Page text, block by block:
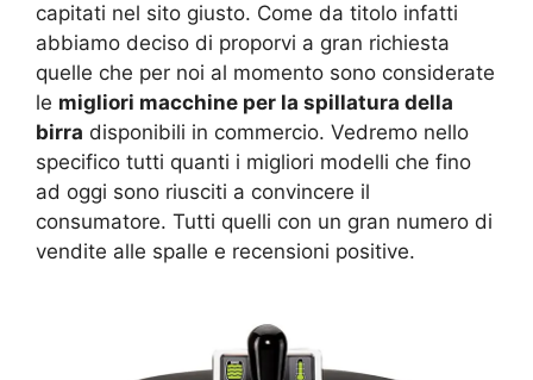
capitati nel sito giusto. Come da titolo infatti
abbiamo deciso di proporvi a gran richiesta
quelle che per noi al momento sono considerate
le migliori macchine per la spillatura della
birra disponibili in commercio. Vedremo nello
specifico tutti quanti i migliori modelli che fino
ad oggi sono riusciti a convincere il
consumatore. Tutti quelli con un gran numero di
vendite alle spalle e recensioni positive.